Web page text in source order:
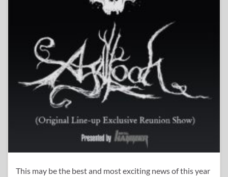
This may be the best and most exciting news of this year